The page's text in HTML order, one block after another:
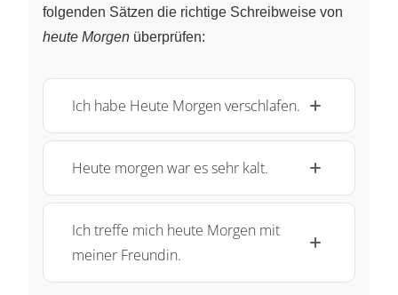
folgenden Sätzen die richtige Schreibweise von
heute Morgen überprüfen:
Ich habe Heute Morgen verschlafen.
Heute morgen war es sehr kalt.
Ich treffe mich heute Morgen mit
meiner Freundin.